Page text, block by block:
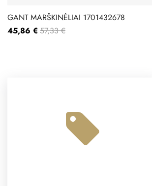
GANT MARŠKINĖLIAI 1701432678
45,86 € 57,33 €